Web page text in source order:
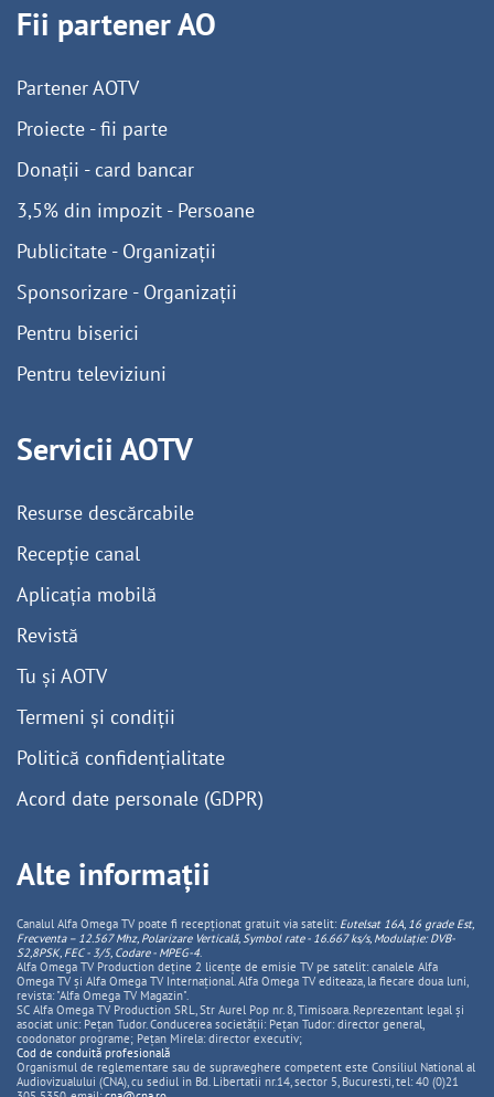
Fii partener AO
Partener AOTV
Proiecte - fii parte
Donații - card bancar
3,5% din impozit - Persoane
Publicitate - Organizații
Sponsorizare - Organizații
Pentru biserici
Pentru televiziuni
Servicii AOTV
Resurse descărcabile
Recepție canal
Aplicația mobilă
Revistă
Tu și AOTV
Termeni și condiții
Politică confidențialitate
Acord date personale (GDPR)
Alte informații
Canalul Alfa Omega TV poate fi recepționat gratuit via satelit: Eutelsat 16A, 16 grade Est,
Frecventa – 12.567 Mhz, PolarizareVerticală, Symbol rate - 16.667 ks/s, Modulație: DVB-
S2,8PSK, FEC - 3/5, Codare - MPEG-4.
Alfa Omega TV Production deține 2 licențe de emisie TV pe satelit: canalele Alfa
Omega TV și Alfa Omega TV Internațional. Alfa Omega TV editeaza, la fiecare doua luni,
revista: "Alfa Omega TV Magazin".
SC Alfa Omega TV Production SRL, Str Aurel Pop nr. 8, Timisoara. Reprezentant legal și
asociat unic: Pețan Tudor. Conducerea societății: Pețan Tudor: director general,
coodonator programe; Pețan Mirela: director executiv;
Cod de conduită profesională
Organismul de reglementare sau de supraveghere competent este Consiliul National al
Audiovizualului (CNA), cu sediul in Bd. Libertatii nr.14, sector 5, Bucuresti, tel: 40 (0)21